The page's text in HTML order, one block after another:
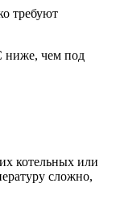
требуют
ниже, чем под
котельных или
сложно,